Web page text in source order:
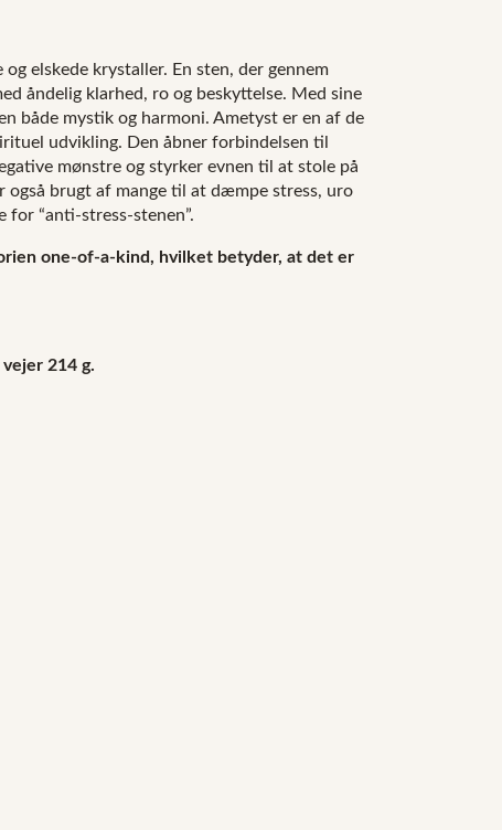
elskede krystaller. En sten, der gennem
åndelig klarhed, ro og beskyttelse. Med sine
både mystik og harmoni. Ametyst er en af de
udvikling. Den åbner forbindelsen til
mønstre og styrker evnen til at stole på
også brugt af mange til at dæmpe stress, uro
for “anti-stress-stenen”.
one-of-a-kind, hvilket betyder, at det er
214 g.